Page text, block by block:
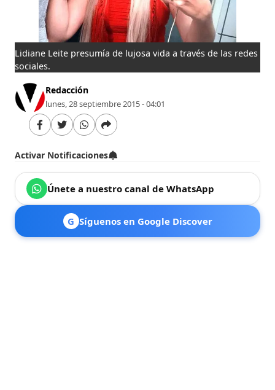
Lidiane Leite presumía de lujosa vida a través de las redes
sociales.
Redacción
lunes, 28 septiembre 2015 - 04:01
Activar Notificaciones
Únete a nuestro canal de WhatsApp
G Síguenos en Google Discover